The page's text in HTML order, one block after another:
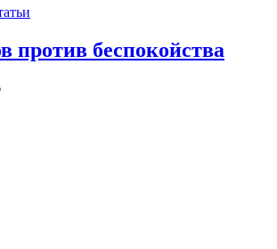
против беспокойства